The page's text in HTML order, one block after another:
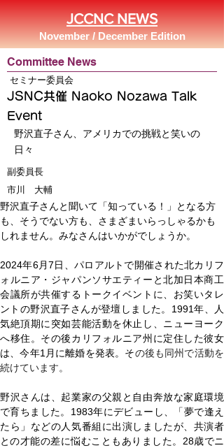
JCCNC NEWS
November / December Edition
Committee News
セミナー委員会
JSNC共催 Naoko Nozawa Talk
Event
野沢直子さん、アメリカでの挑戦と笑いの
日々
副委員長
市川 大輔
野沢直子さんと聞いて「知っている！」となる方
も、そうでない方も、さまざまいらっしゃるかも
しれません。みなさんはいかがでしょうか。
2024年6月7日、パロアルトで開催された北カリフ
ォルニア・ジャパンソサエティーと北加日本商工
会議所が共催するトークイベントに、お笑いタレ
ントの野沢直子さんが登壇しました。1991年、人
気絶頂期に突如芸能活動を休止し、ニューヨーク
へ移住。その後カリフォルニア州に定住した彼女
は、今年1月に離婚を発表。その後も同州で活動を
続けています。
野沢さんは、起業家の父親と自由奔放な家庭環境
で育ちました。1983年にデビューし、「夢で逢え
たら」などの人気番組に出演しましたが、共演者
との才能の差に悩むこともありました。28歳でニ